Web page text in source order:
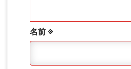
名前 ※